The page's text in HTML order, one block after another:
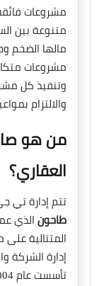
مشروعات
متنوعة بين
مالها الضخم
مشروعات
وتنفيذ كل
والالتزام
من هو
العقاري؟
تتم إدارة تي
طاحون الذي
إدارة الشركة
تأسست عام 2004 ميلاديا وحتى الأن.